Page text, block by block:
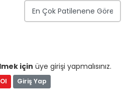
için üye girişi yapmalısınız.
Giriş Yap